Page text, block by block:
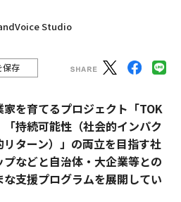
Studio
保存
を育てるプロジェクト「TOK
「持続可能性（社会的インパク
ターン）」の両立を目指す社
などと自治体・大企業等との
支援プログラムを展開してい